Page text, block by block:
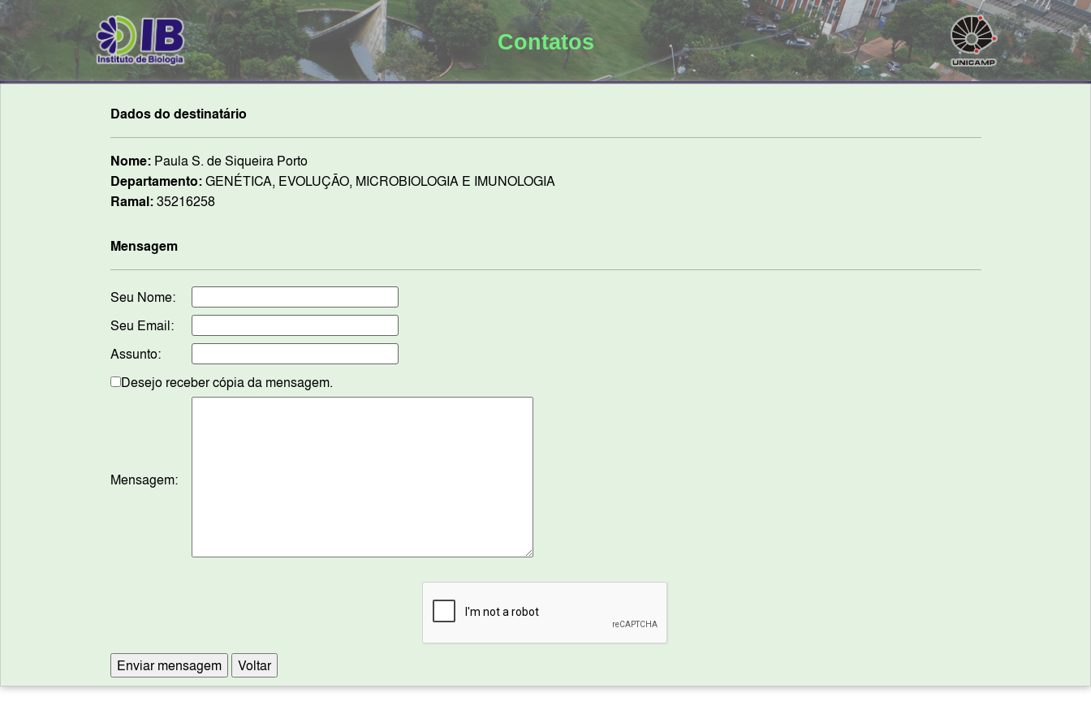
Contatos
Dados do destinatário
Nome:Paula S. de Siqueira Porto
Departamento:GENÉTICA, EVOLUÇÃO, MICROBIOLOGIA E IMUNOLOGIA
Ramal:35216258
Mensagem
Seu Nome:
Seu Email:
Assunto:
Desejo receber cópia da mensagem.
Mensagem: